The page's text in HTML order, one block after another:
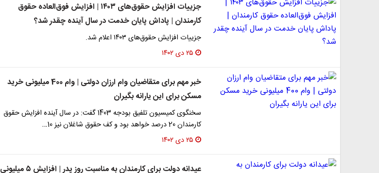
جزییات افزایش حقوق‌های ۱۴۰۳ | افزایش فوق‌العاده حقوق
کارمندان | پاداش پایان خدمت در سال آینده چقدر شد؟
جزییات افزایش حقوق‌های ۱۴۰۳ اعلام شد.
۲۵ دی ۱۴۰۲
خبر مهم برای متقاضیان وام ارزان دولتی | وام 400 میلیونی خرید
مسکن برای این یارانه بگیران
سخنگوی کمیسیون تلفیق بودجه 1403 گفت: در سال آینده افزایش حقوق
کارمندان 20 درصد خواهد بود و کف حقوق شاغلان نیز 10…
۲۵ دی ۱۴۰۲
عیدانه دولت برای کارمندان به مناسبت روز پدر | افزایش ۵ میلیونی